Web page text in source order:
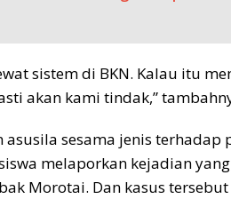
sistem di BKN. Kalau itu
akan kami tindak,”
asusila sesama jenis
melaporkan kejadian
Morotai. Dan kasus